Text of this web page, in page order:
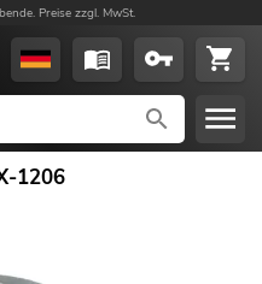
Preise zzgl. MwSt.
1206